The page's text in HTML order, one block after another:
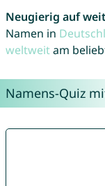
Neugierig auf
Namen in
weltweitam
Namens-Quiz